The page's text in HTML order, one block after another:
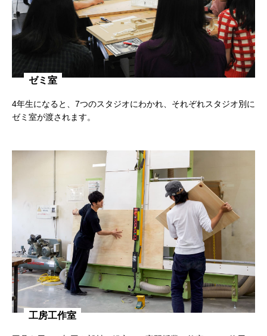
ゼミ室
4年生になると、7つのスタジオにわかれ、それぞれスタジオ別に
ゼミ室が渡されます。
工房工作室